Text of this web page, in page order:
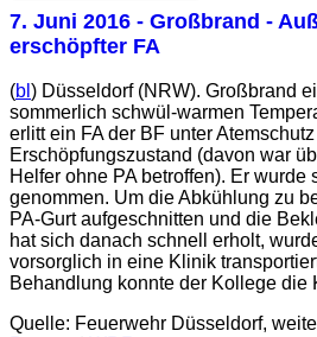
7. Juni 2016 - Großbrand -
erschöpfter FA
(bl ) Düsseldorf (NRW). Großbrand
sommerlich schwül-warmen
erlitt ein FA der BF unter
Erschöpfungszustand (davon war
Helfer ohne PA betroffen). Er wurde
genommen. Um die Abkühlung zu
PA-Gurt aufgeschnitten und die
hat sich danach schnell erholt,
vorsorglich in eine Klinik
Behandlung konnte der Kollege die
Quelle: Feuerwehr Düsseldorf,